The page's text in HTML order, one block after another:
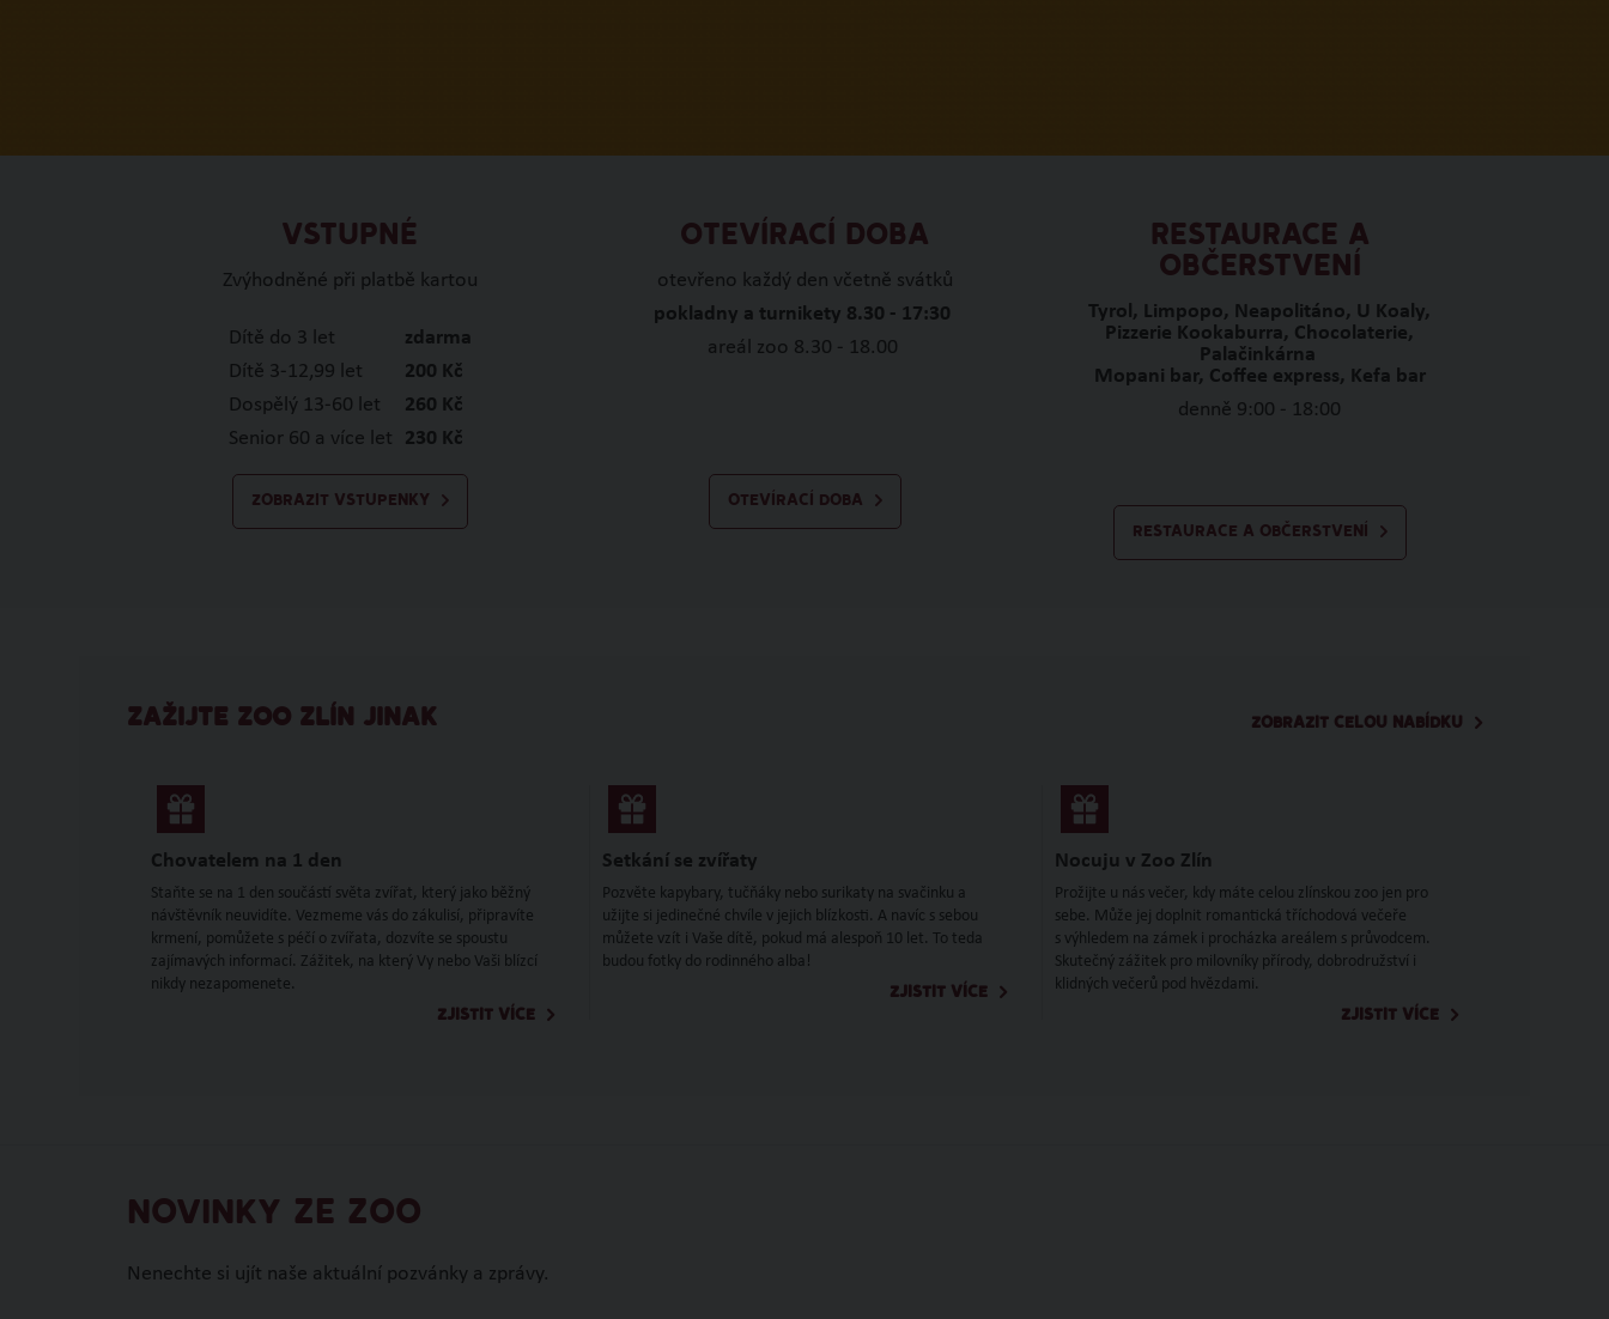
VSTUPNÉ
Zvýhodněné při platbě kartou
Dítě do 3 let
zdarma
Dítě 3-12,99 let
200 Kč
Dospělý 13-60 let
260 Kč
Senior 60 a více let
230 Kč
ZOBRAZIT VSTUPENKY
OTEVÍRACÍ DOBA
otevřeno každý den včetně svátků
pokladny a turnikety 8.30 - 17:30
areál zoo 8.30 - 18.00
OTEVÍRACÍ DOBA
RESTAURACE A
OBČERSTVENÍ
Tyrol, Limpopo, Neapolitáno, U Koaly,
Pizzerie Kookaburra, Chocolaterie,
Palačinkárna
Mopani bar, Coffee express, Kefa bar
denně 9:00 - 18:00
RESTAURACE A OBČERSTVENÍ
ZAŽIJTE ZOO ZLÍN JINAK ZOBRAZIT CELOU NABÍDKU
Chovatelem na 1 den
Staňte se na 1 den součástí světa zvířat, který jako běžný
návštěvník neuvidíte. Vezmeme vás do zákulisí, připravíte
krmení, pomůžete s péčí o zvířata, dozvíte se spoustu
zajímavých informací. Zážitek, na který Vy nebo Vaši blízcí
nikdy nezapomenete.
ZJISTIT VÍCE
Setkání se zvířaty
Pozvěte kapybary, tučňáky nebo surikaty na svačinku a
užijte si jedinečné chvíle v jejich blízkosti. A navíc s sebou
můžete vzít i Vaše dítě, pokud má alespoň 10 let. To teda
budou fotky do rodinného alba!
ZJISTIT VÍCE
Nocuju v Zoo Zlín
Prožijte u nás večer, kdy máte celou zlínskou zoo jen pro
sebe. Může jej doplnit romantická tříchodová večeře
s výhledem na zámek i procházka areálem s průvodcem.
Skutečný zážitek pro milovníky přírody, dobrodružství i
klidných večerů pod hvězdami.
ZJISTIT VÍCE
NOVINKY ZE ZOO
Nenechte si ujít naše aktuální pozvánky a zprávy.